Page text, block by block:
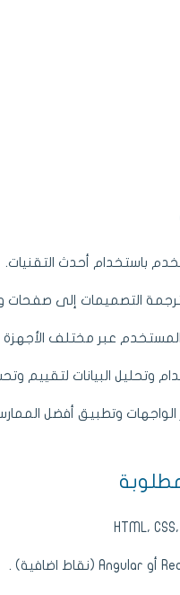
باستخدام أحدث التقنيات.
التصميمات إلى صفحات
عبر مختلف الأجهزة
وتحليل البيانات لتقييم
وتطبيق أفضل